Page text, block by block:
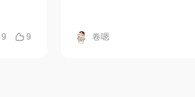
9 9 卷嗯